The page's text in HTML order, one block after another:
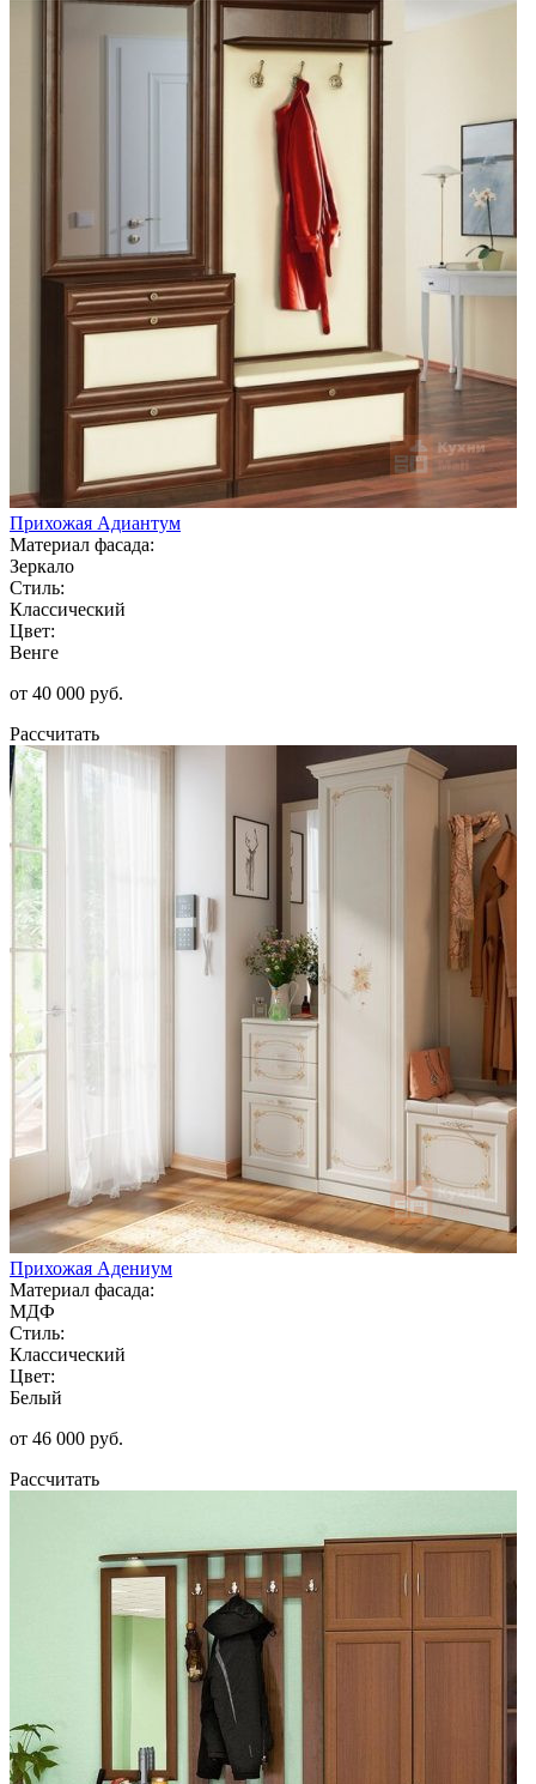
Прихожая Адиантум
Материал фасада:
Зеркало
Стиль:
Классический
Цвет:
Венге
от 40 000 руб.
Рассчитать
Прихожая Адениум
Материал фасада:
МДФ
Стиль:
Классический
Цвет:
Белый
от 46 000 руб.
Рассчитать